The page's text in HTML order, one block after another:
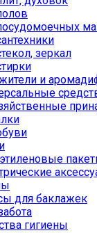
зеркал
и
для баклажек
гигиены